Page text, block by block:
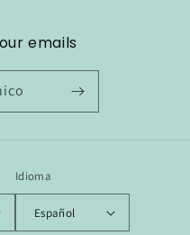
emails
Idioma
Español